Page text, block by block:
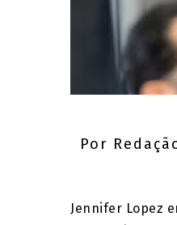
Por
Jennifer Lopez